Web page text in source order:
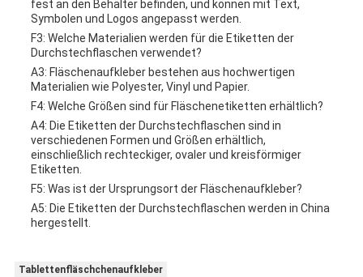
fest an den Behälter befinden, und können mit Text,
Symbolen und Logos angepasst werden.
F3: Welche Materialien werden für die Etiketten der
Durchstechflaschen verwendet?
A3: Fläschenaufkleber bestehen aus hochwertigen
Materialien wie Polyester, Vinyl und Papier.
F4: Welche Größen sind für Fläschenetiketten erhältlich?
A4: Die Etiketten der Durchstechflaschen sind in
verschiedenen Formen und Größen erhältlich,
einschließlich rechteckiger, ovaler und kreisförmiger
Etiketten.
F5: Was ist der Ursprungsort der Fläschenaufkleber?
A5: Die Etiketten der Durchstechflaschen werden in China
hergestellt.
Tablettenfläschchenaufkleber